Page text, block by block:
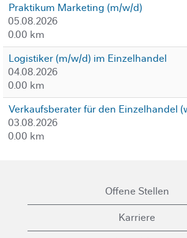
Praktikum Marketing (m/w/d)
05.08.2026
0.00 km
Logistiker (m/w/d) im Einzelhandel
04.08.2026
0.00 km
Verkaufsberater für den Einzelhandel
03.08.2026
0.00 km
Offene Stellen
Karriere